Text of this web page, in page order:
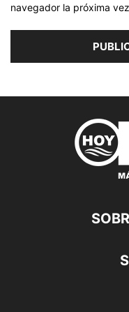
navegador la próxima